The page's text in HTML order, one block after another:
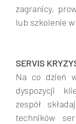
zagranicy,
lub szkolenie
SERVIS
Na co dzień
dyspozycji
zespół
techników